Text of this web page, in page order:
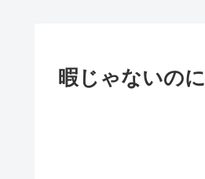
暇じゃないのに